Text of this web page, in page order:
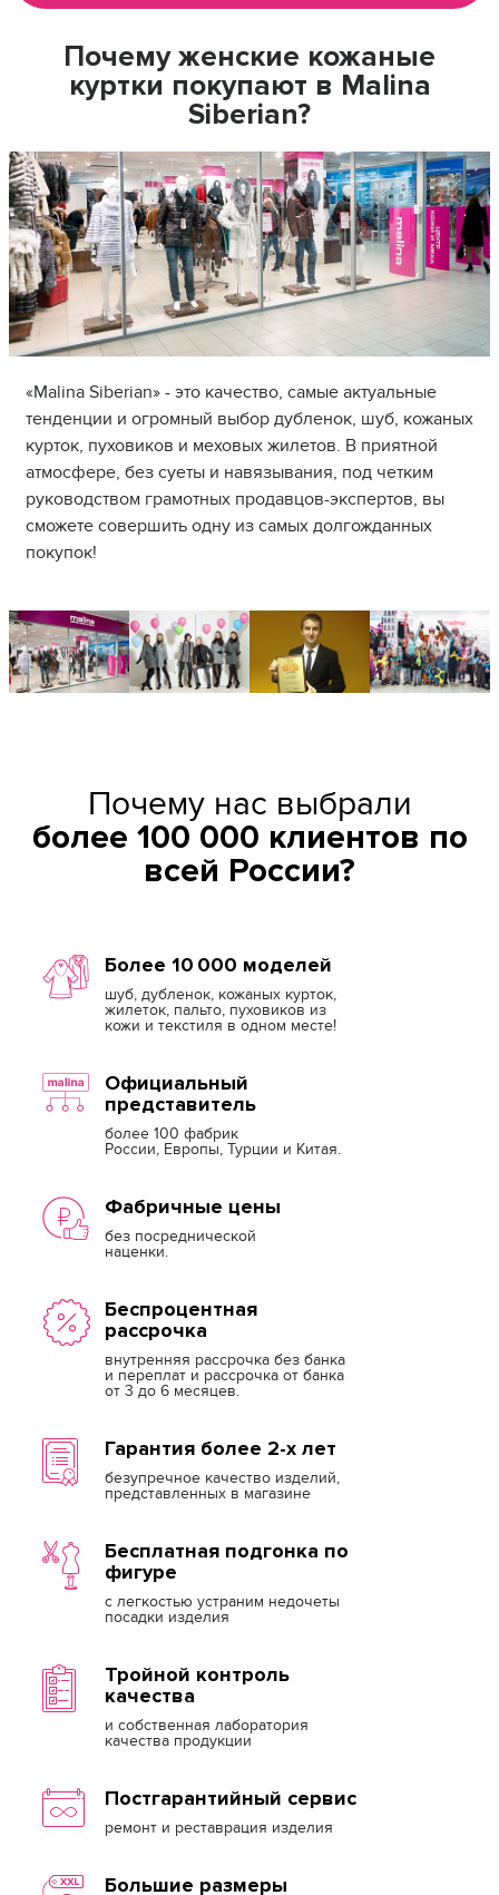
Почему женские кожаные
куртки покупают в Malina
Siberian?
«Malina Siberian» - это качество, самые актуальные
тенденции и огромный выбор дубленок, шуб, кожаных
курток, пуховиков и меховых жилетов. В приятной
атмосфере, без суеты и навязывания, под четким
руководством грамотных продавцов-экспертов, вы
сможете совершить одну из самых долгожданных
покупок!
Почему нас выбрали
более 100 000 клиентов по
всей России?
Более 10 000 моделей
шуб, дубленок, кожаных курток,
жилеток, пальто, пуховиков из
кожи и текстиля в одном месте!
Официальный
представитель
более 100 фабрик
России, Европы, Турции и Китая.
Фабричные цены
без посреднической
наценки.
Беспроцентная
рассрочка
внутренняя рассрочка без банка
и переплат и рассрочка от банка
от 3 до 6 месяцев.
Гарантия более 2-х лет
безупречное качество изделий,
представленных в магазине
Бесплатная подгонка по
фигуре
с легкостью устраним недочеты
посадки изделия
Тройной контроль
качества
и собственная лаборатория
качества продукции
Постгарантийный сервис
ремонт и реставрация изделия
Большие размеры